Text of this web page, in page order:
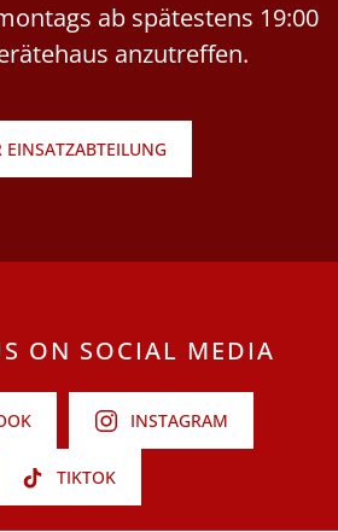
ab spätestens 19:00
anzutreffen.
EINSATZABTEILUNG
ON SOCIAL MEDIA
INSTAGRAM
TIKTOK